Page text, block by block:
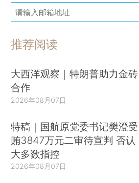
推荐阅读
大西洋观察｜特朗普助力金砖
合作
2026年08月07日
特稿｜国航原党委书记樊澄受
贿3847万元二审待宣判 否认
大多数指控
2026年08月07日